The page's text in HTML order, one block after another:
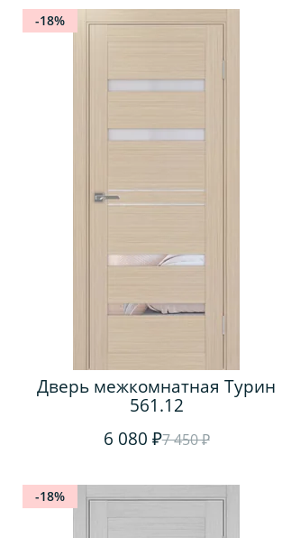
-18%
Дверь межкомнатная Турин
561.12
6 080 ₽7 450 ₽
-18%